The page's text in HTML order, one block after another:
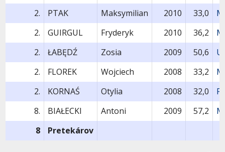
2.
PTAK Maksymilian 2010 33,0
2.
GUIRGUL Fryderyk 2010 36,2
2.
ŁABĘDŹ Zosia 2009 50,6
2.
FLOREK Wojciech 2008 33,2
2.
KORNAŚ Otylia 2008 32,0
8.
BIAŁECKI Antoni 2009 57,2
8
Pretekárov